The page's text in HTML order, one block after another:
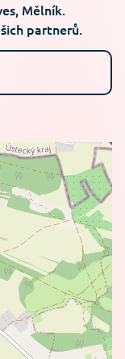
Mělník.
partnerů.